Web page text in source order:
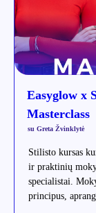
Easyglow x
Masterclass
su Greta Žvinklytė
Stilisto kursas
ir praktinių
specialistai.
principus,